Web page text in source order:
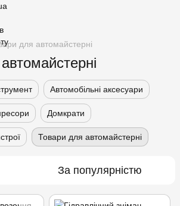
для автомайстерні
Автомобільні аксесуари
Домкрати
Товари для автомайстерні
За популярністю